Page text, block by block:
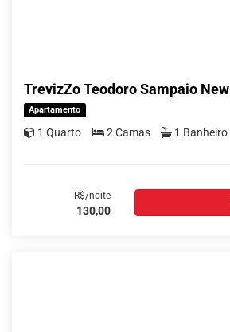
TrevizZo Teodoro Sampaio New
Apartamento
1 Quarto 2 Camas 1 Banheiro
R$/noite
130,00